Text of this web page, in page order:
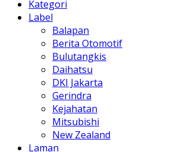
Kategori
Label
Balapan
Berita Otomotif
Bulutangkis
Daihatsu
DKI Jakarta
Gerindra
Kejahatan
Mitsubishi
New Zealand
Laman